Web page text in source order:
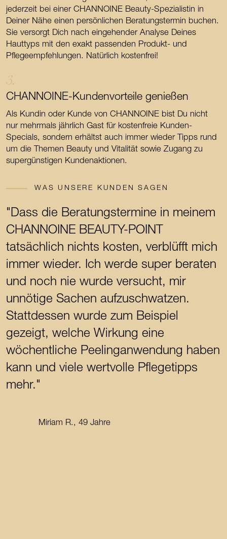
jederzeit bei einer CHANNOINE Beauty-Spezialistin in
Deiner Nähe einen persönlichen Beratungstermin buchen.
Sie versorgt Dich nach eingehender Analyse Deines
Hauttyps mit den exakt passenden Produkt- und
Pflegeempfehlungen. Natürlich kostenfrei!
3.
CHANNOINE-Kundenvorteile genießen
Als Kundin oder Kunde von CHANNOINE bist Du nicht
nur mehrmals jährlich Gast für kostenfreie Kunden-
Specials, sondern erhältst auch immer wieder Tipps rund
um die Themen Beauty und Vitalität sowie Zugang zu
supergünstigen Kundenaktionen.
WAS UNSERE KUNDEN SAGEN
"Dass die Beratungstermine in meinem
CHANNOINE BEAUTY-POINT
tatsächlich nichts kosten, verblüfft mich
immer wieder. Ich werde super beraten
und noch nie wurde versucht, mir
unnötige Sachen aufzuschwatzen.
Stattdessen wurde zum Beispiel
gezeigt, welche Wirkung eine
wöchentliche Peelinganwendung haben
kann und viele wertvolle Pflegetipps
mehr."
Miriam R., 49 Jahre